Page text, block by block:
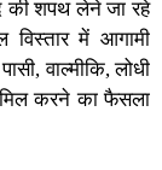
की शपथ लेने जा रहे
विस्तार में आगामी
वाल्मीकि, लोधी
करने का फैसला